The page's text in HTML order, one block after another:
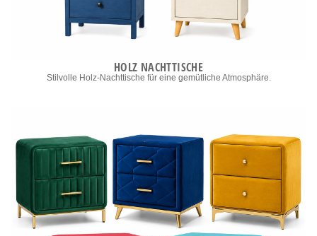
HOLZ NACHTTISCHE
Stilvolle Holz-Nachttische für eine gemütliche Atmosphäre.